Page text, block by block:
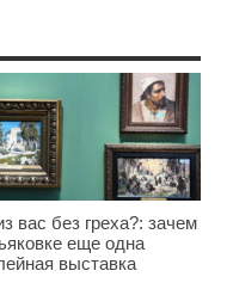
вас без греха?: зачем
еще одна
выставка